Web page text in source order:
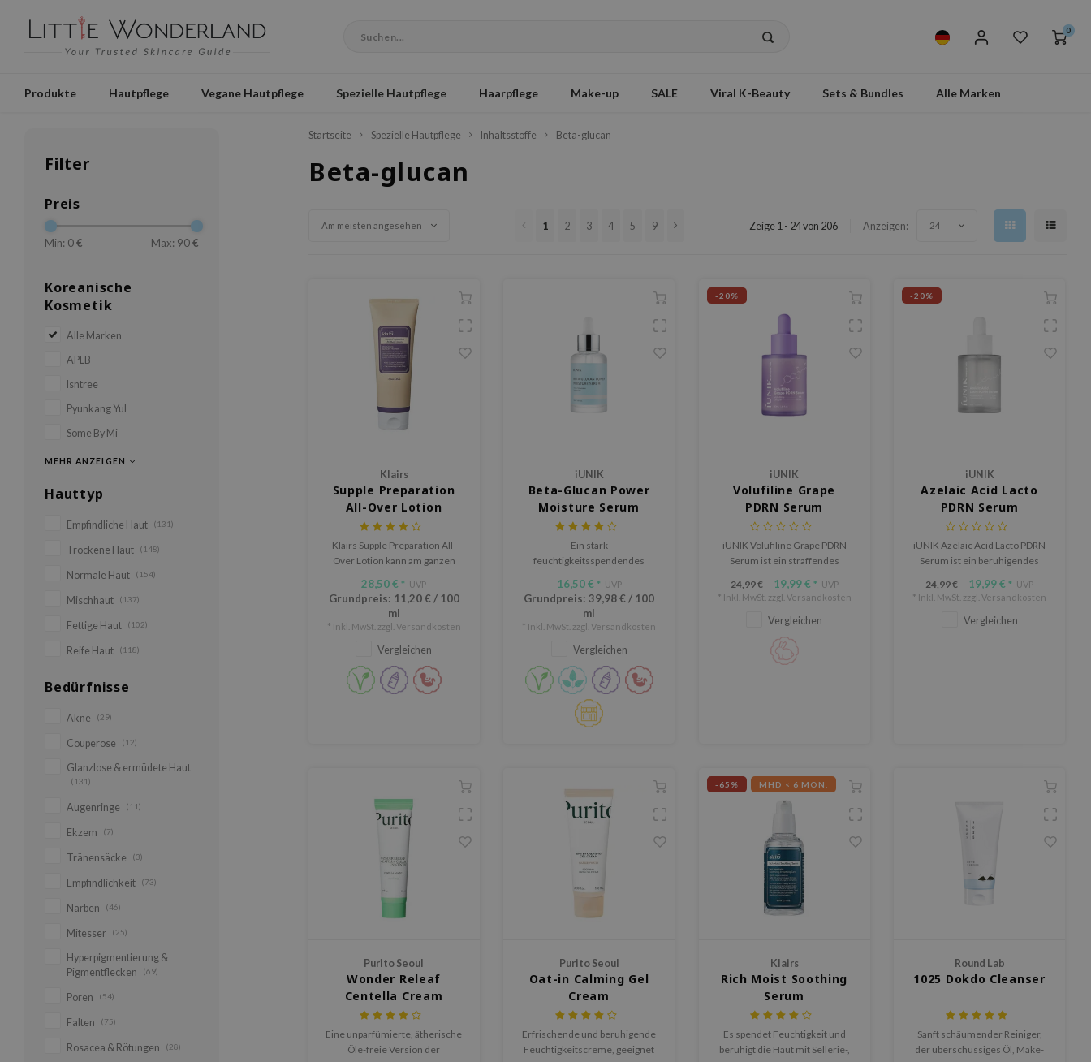
0
Produkte Hautpflege Vegane Hautpflege Spezielle Hautpflege Haarpflege Make-up SALE Viral K-Beauty Sets & Bundles Alle Marken
Filter
Preis
Min: 0€ Max: 90€
Koreanische
Kosmetik
Alle Marken
APLB
Isntree
Pyunkang Yul
Some By Mi
MEHR ANZEIGEN
Hauttyp
Empfindliche Haut (131)
Trockene Haut (148)
Normale Haut (154)
Mischhaut (137)
Fettige Haut (102)
Reife Haut (118)
Bedürfnisse
Akne (29)
Couperose (12)
Glanzlose & ermüdete Haut
(131)
Augenringe (11)
Ekzem (7)
Tränensäcke (3)
Empfindlichkeit (73)
Narben (46)
Mitesser (25)
Hyperpigmentierung &
Pigmentflecken
(69)
Poren (54)
Falten (75)
Rosacea & Rötungen (28)
Startseite Spezielle Hautpflege Inhaltsstoffe Beta-glucan
Beta-glucan
Am meisten angesehen 1 2 3 4 5 9 Zeige 1 - 24 von 206 Anzeigen: 24
Klairs
Supple Preparation
All-Over Lotion
Klairs Supple Preparation All-
Over Lotion kann am ganzen
Gesichtscreme, Körpercreme
oder Handcreme.
28,50 € * UVP
Grundpreis: 11,20 €/ 100
ml
* Inkl. MwSt. zzgl. Versandkosten
Vergleichen
iUNIK
Beta-Glucan Power
Moisture Serum
Ein stark
feuchtigkeitsspendendes
Barrierefunktion der Haut
verbessert und Falten mildert.
16,50 € * UVP
Grundpreis: 39,98 €/ 100
ml
* Inkl. MwSt. zzgl. Versandkosten
Vergleichen
-20%
iUNIK
Volufiline Grape
PDRN Serum
iUNIK Volufiline Grape PDRN
Serum ist ein straffendes
glatter und geschmeidiger
24,99 € 19,99 € * UVP
* Inkl. MwSt. zzgl. Versandkosten
Vergleichen
-20%
iUNIK
Azelaic Acid Lacto
PDRN Serum
iUNIK Azelaic Acid Lacto PDRN
Serum ist ein beruhigendes
gereizt, gerötet oder aus dem
24,99 € 19,99 € * UVP
* Inkl. MwSt. zzgl. Versandkosten
Vergleichen
Purito Seoul
Wonder Releaf
Centella Cream
Unscented
Eine unparfümierte, ätherische
Öle-freie Version der
Purito Seoul
Oat-in Calming Gel
Cream
Erfrischende und beruhigende
Feuchtigkeitscreme, geeignet
-65% MHD < 6 MON.
Klairs
Rich Moist Soothing
Serum
Es spendet Feuchtigkeit und
beruhigt die Haut mit Sellerie-,
Round Lab
1025 Dokdo Cleanser
Sanft schäumender Reiniger,
der überschüssiges Öl, Make-